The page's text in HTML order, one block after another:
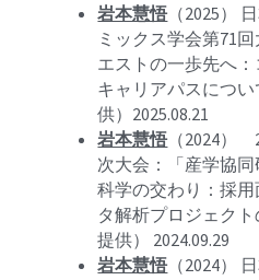
岩本慧悟（2025）
ミックス学会第71
エストの一歩先へ
キャリアパスにつ
供）2025.08.21
岩本慧悟（2024）
次大会：「産学協
科学の交わり：採
タ解析プロジェク
提供） 2024.09.29
岩本慧悟（2024）